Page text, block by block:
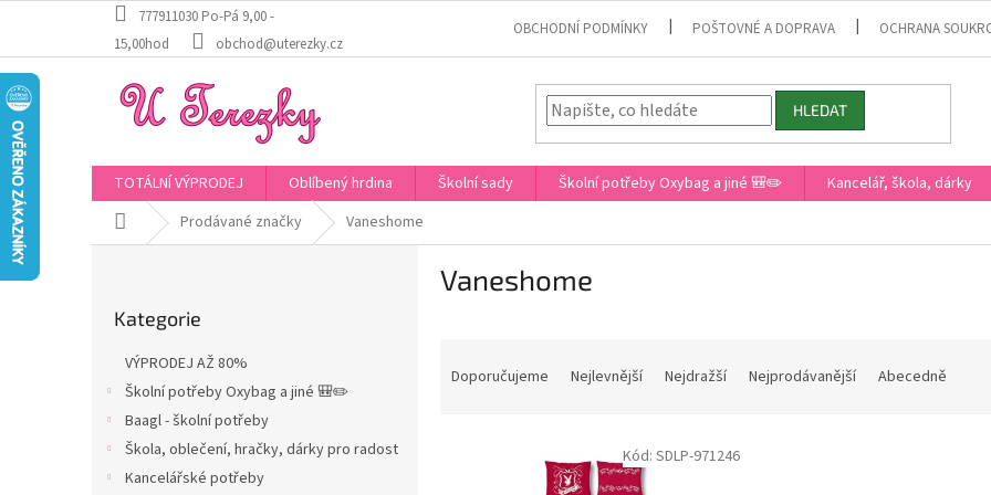
obsah
777911030 Po-Pá 9,00 -
15,00hod
obchod@uterezky.cz
OBCHODNÍ PODMÍNKY POŠTOVNÉ A DOPRAVA OCHRANA
HLEDAT
TOTÁLNÍ VÝPRODEJ Oblíbený hrdina Školní sady Školní potřeby Oxybag a jiné 🎒✏️ Kancelář, škola, dárky
Domů Prodávané značky Vaneshome
kategorie
Kategorie
VÝPRODEJ AŽ 80%
Školní potřeby Oxybag a jiné 🎒✏️
Baagl - školní potřeby
Škola, oblečení, hračky, dárky pro radost
Kancelářské potřeby
Vaneshome
Doporučujeme Nejlevnější Nejdražší Nejprodávanější Abecedně
Kód: SDLP-971246